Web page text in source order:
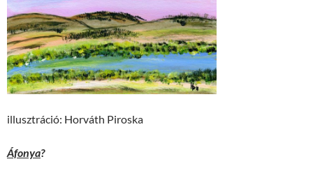
illusztráció: Horváth Piroska
Áfonya?